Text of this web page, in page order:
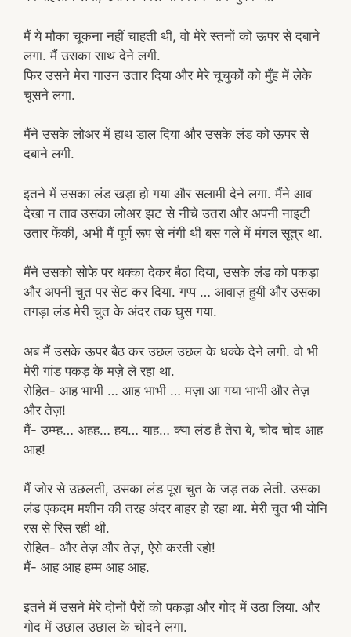
मैं ये मौका चूकना नहीं चाहती थी, वो मेरे स्तनों को ऊपर से दबाने
लगा. मैं उसका साथ देने लगी.
फिर उसने मेरा गाउन उतार दिया और मेरे चूचुकों को मुँह में लेके
चूसने लगा.
मैंने उसके लोअर में हाथ डाल दिया और उसके लंड को ऊपर से
दबाने लगी.
इतने में उसका लंड खड़ा हो गया और सलामी देने लगा. मैंने आव
देखा न ताव उसका लोअर झट से नीचे उतरा और अपनी नाइटी
उतार फेंकी, अभी मैं पूर्ण रूप से नंगी थी बस गले में मंगल सूत्र था.
मैंने उसको सोफे पर धक्का देकर बैठा दिया, उसके लंड को पकड़ा
और अपनी चुत पर सेट कर दिया. गप्प … आवाज़ हुयी और उसका
तगड़ा लंड मेरी चुत के अंदर तक घुस गया.
अब मैं उसके ऊपर बैठ कर उछल उछल के धक्के देने लगी. वो भी
मेरी गांड पकड़ के मज़े ले रहा था.
रोहित- आह भाभी … आह भाभी … मज़ा आ गया भाभी और तेज़
और तेज़!
मैं- उम्म्ह… अहह… हय… याह… क्या लंड है तेरा बे, चोद चोद आह
आह!
मैं जोर से उछलती, उसका लंड पूरा चुत के जड़ तक लेती. उसका
लंड एकदम मशीन की तरह अंदर बाहर हो रहा था. मेरी चुत भी योनि
रस से रिस रही थी.
रोहित- और तेज़ और तेज़, ऐसे करती रहो!
मैं- आह आह हम्म आह आह.
इतने में उसने मेरे दोनों पैरों को पकड़ा और गोद में उठा लिया. और
गोद में उछाल उछाल के चोदने लगा.